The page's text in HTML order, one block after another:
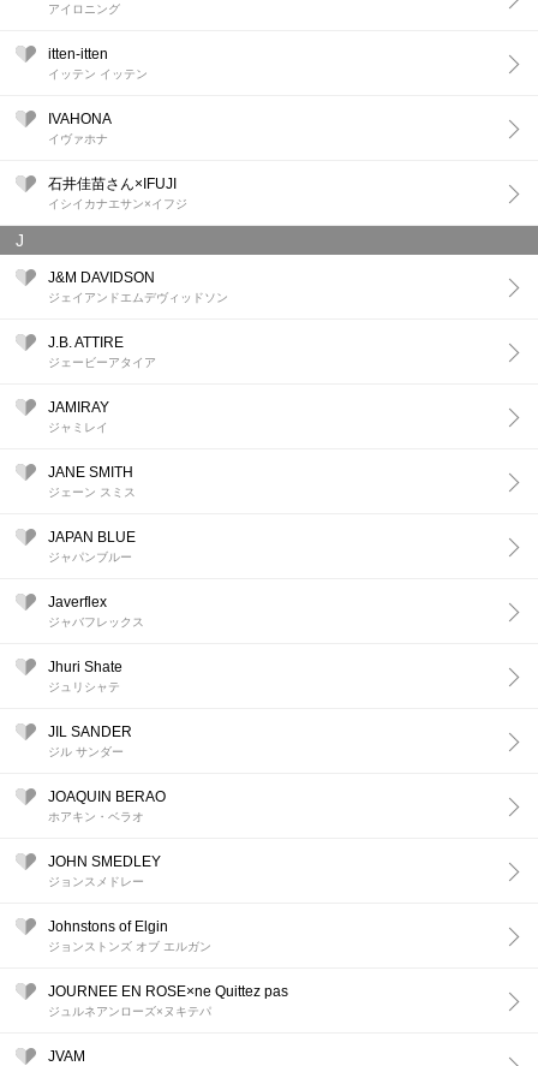
アイロニング
itten-itten
イッテン イッテン
IVAHONA
イヴァホナ
石井佳苗さん×IFUJI
イシイカナエサン×イフジ
J
J&M DAVIDSON
ジェイアンドエムデヴィッドソン
J.B. ATTIRE
ジェービーアタイア
JAMIRAY
ジャミレイ
JANE SMITH
ジェーン スミス
JAPAN BLUE
ジャパンブルー
Javerflex
ジャバフレックス
Jhuri Shate
ジュリシャテ
JIL SANDER
ジル サンダー
JOAQUIN BERAO
ホアキン・ベラオ
JOHN SMEDLEY
ジョンスメドレー
Johnstons of Elgin
ジョンストンズ オブ エルガン
JOURNEE EN ROSE×ne Quittez pas
ジュルネアンローズ×ヌキテパ
JVAM